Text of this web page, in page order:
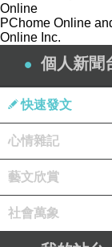
Online
PChome Online
Online Inc.
個人新聞
快速發文
心情雜記
藝文欣賞
社會萬象